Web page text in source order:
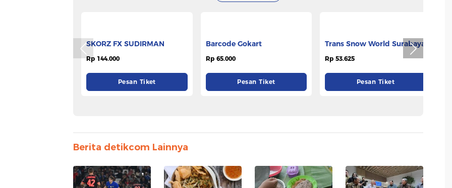
SKORZ FX SUDIRMAN
Barcode Gokart
Rp 65.000
Pesan Tiket
Trans Snow World Surabaya
Rp 53.625
Pesan Tiket
Berita detikcom Lainnya